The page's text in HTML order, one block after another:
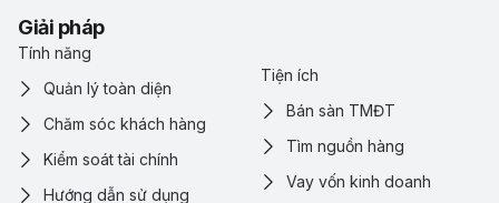
Giải pháp
Tính năng
Quản lý toàn diện
Chăm sóc khách hàng
Kiểm soát tài chính
Hướng dẫn sử dụng
Tiện ích
Bán sàn TMĐT
Tìm nguồn hàng
Vay vốn kinh doanh